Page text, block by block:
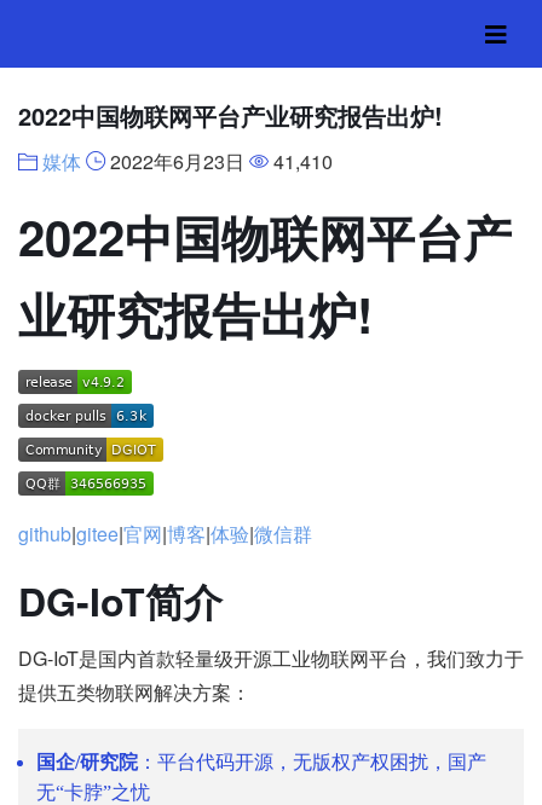
2022中国物联网平台产业研究报告出炉!
媒体 2022年6月23日 41,410
2022中国物联网平台产
业研究报告出炉!
github|gitee|官网|博客|体验|微信群
DG-IoT简介
DG-IoT是国内首款轻量级开源工业物联网平台，我们致力于
提供五类物联网解决方案：
国企/研究院：平台代码开源，无版权产权困扰，国产
无“卡脖”之忧